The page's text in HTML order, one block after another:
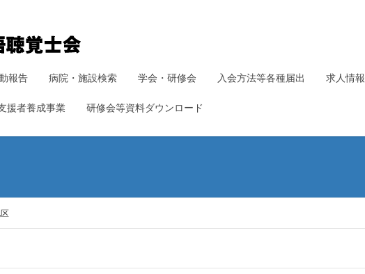
報告 病院・施設検索 学会・研修会 入会方法等各種届出 求人情報
援者養成事業 研修会等資料ダウンロード